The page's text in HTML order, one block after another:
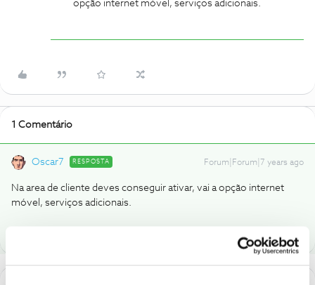
opção internet móvel, serviços adicionais.
1 Comentário
Oscar7 RESPOSTA Forum|Forum|7 years ago
Na area de cliente deves conseguir ativar, vai a opção internet
móvel, serviços adicionais.